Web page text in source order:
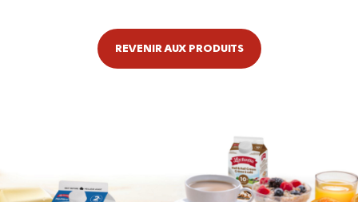
REVENIR AUX PRODUITS